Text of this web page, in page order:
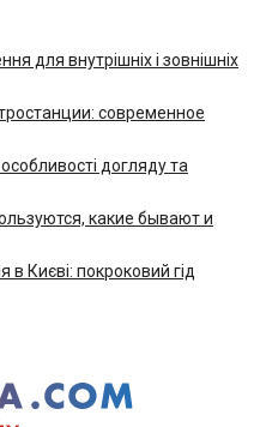
для внутрішніх і зовнішніх
современное
догляду та
какие бывают и
Києві: покроковий гід